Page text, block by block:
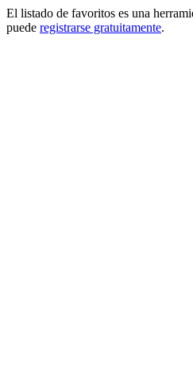
El listado de favoritos es una
puede registrarse gratuitamente.